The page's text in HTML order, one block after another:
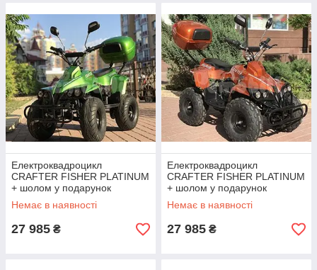
Електроквадроцикл
CRAFTER FISHER PLATINUM
+ шолом у подарунок
Немає в наявності
27 985 ₴
Електроквадроцикл
CRAFTER FISHER PLATINUM
+ шолом у подарунок
Немає в наявності
27 985 ₴